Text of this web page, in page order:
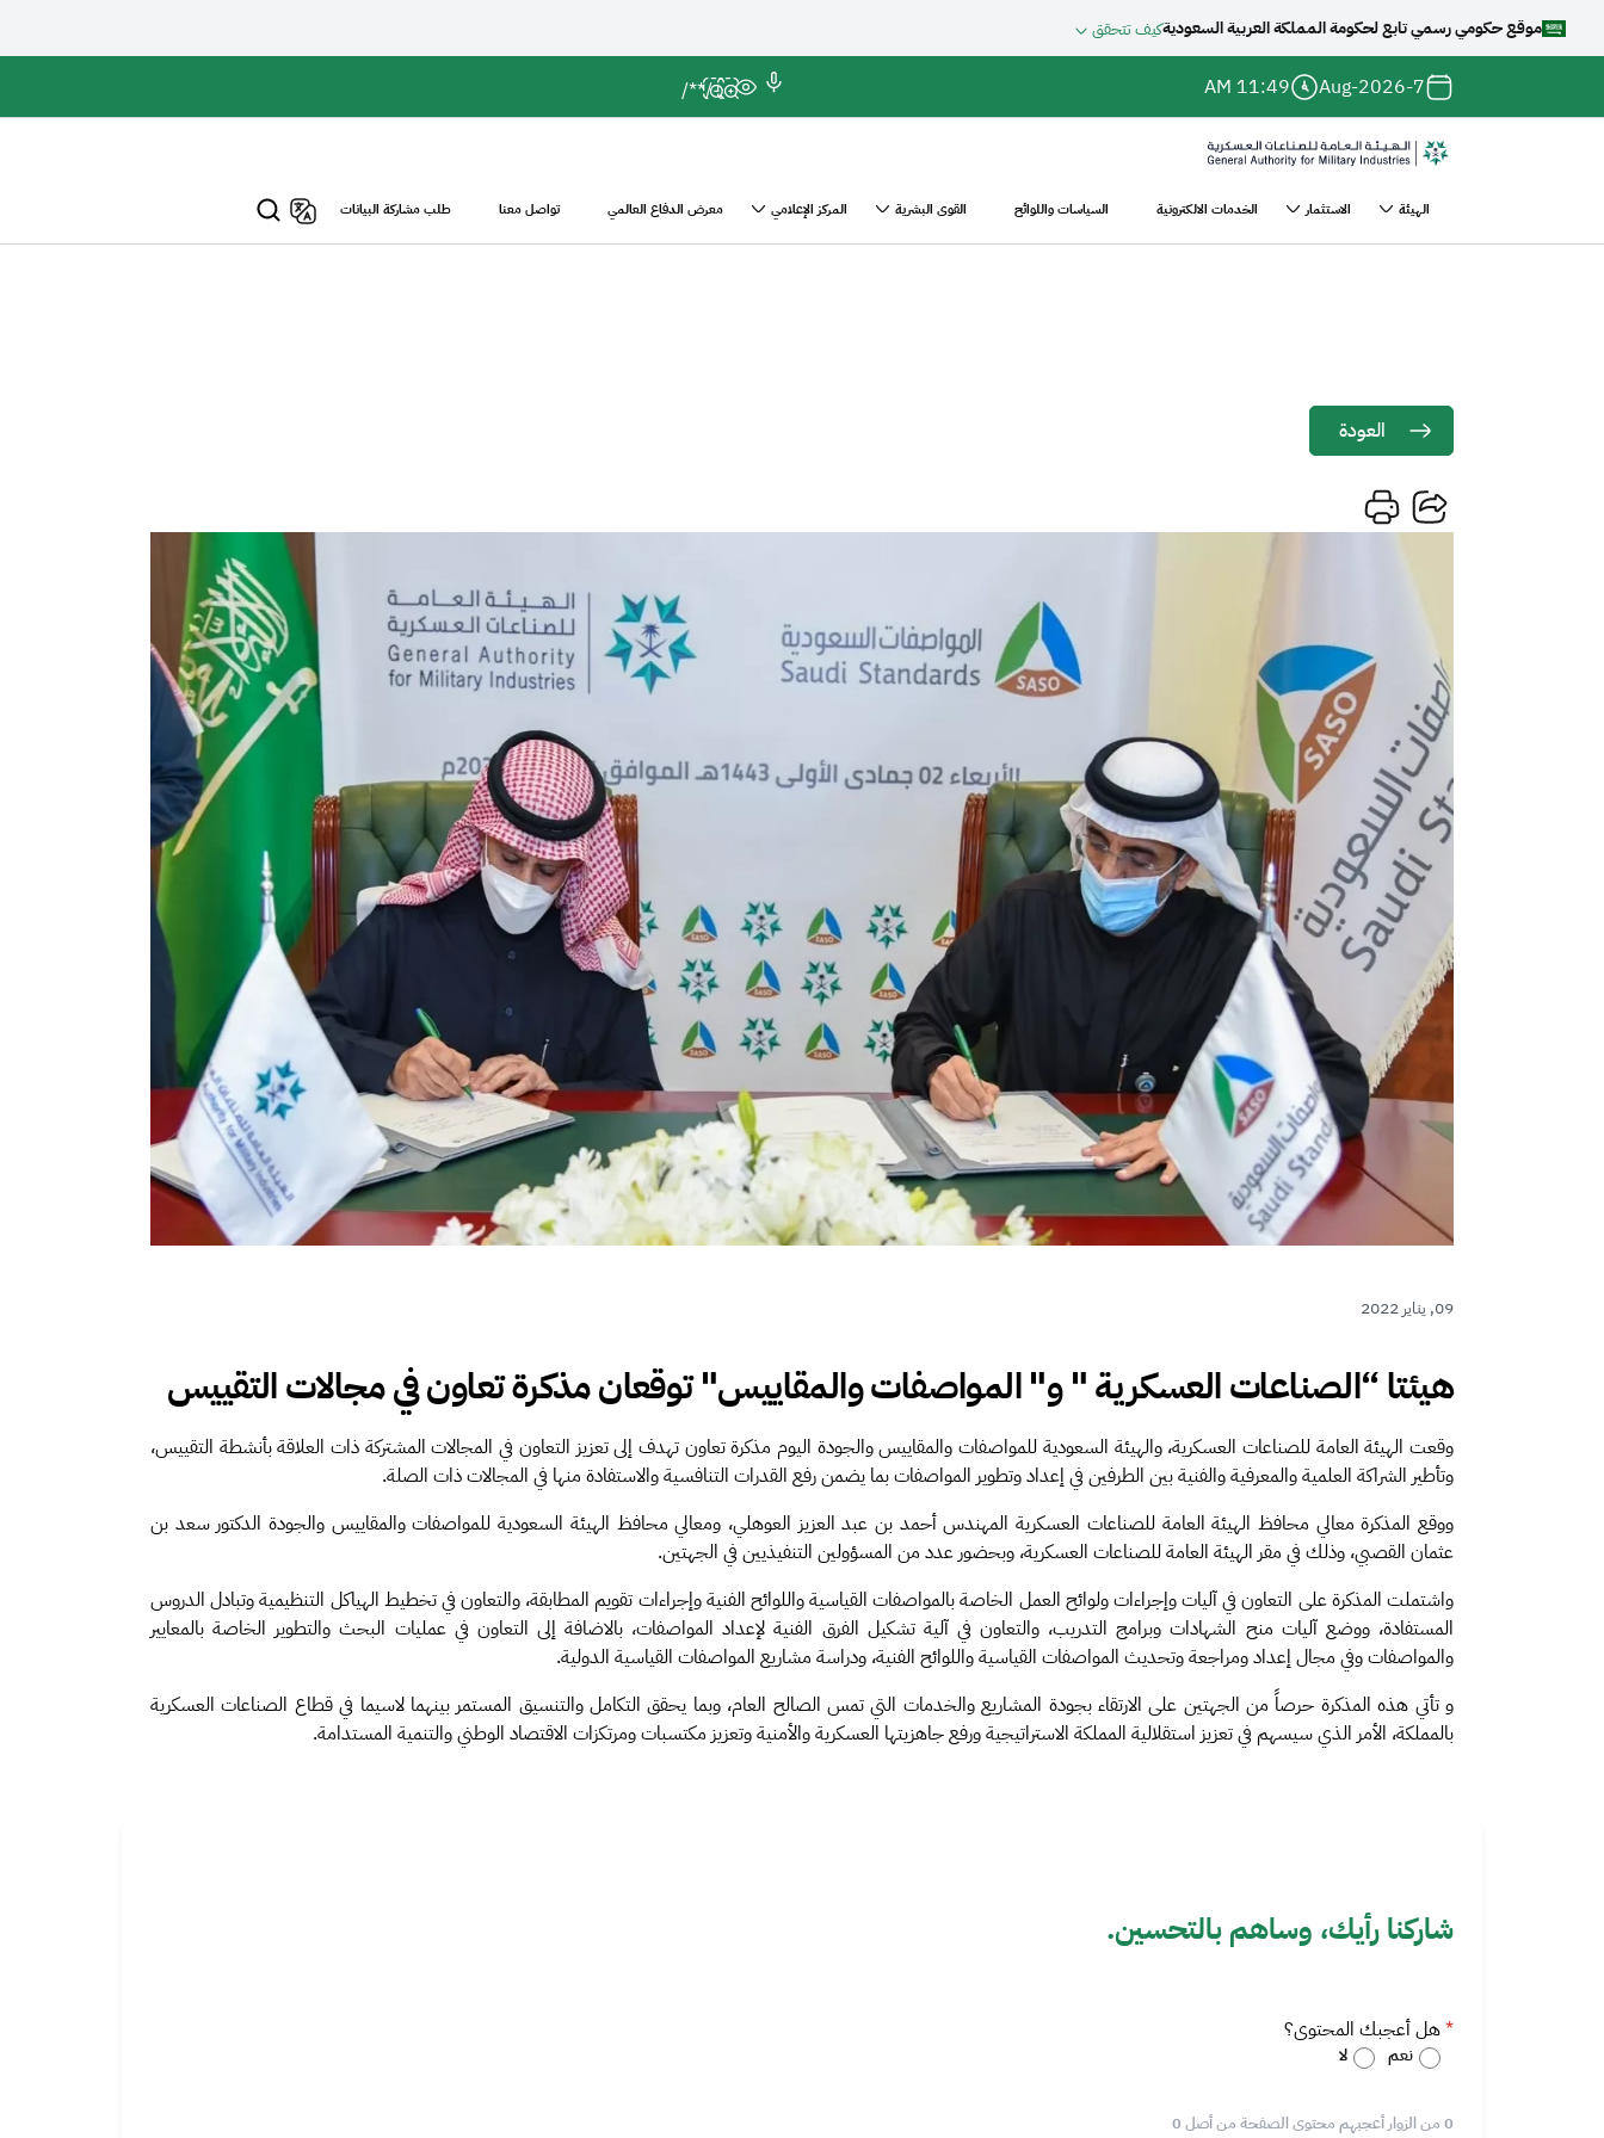
موقع حكومي رسمي تابع لحكومة المملكة العربية السعوديةكيف تتحقق
تجاوز إلى المحتوى الرئيسي
7-Aug-2026
11:49 AM
/*
*/
Main
الهيئة الاستثمار الخدمات الالكترونية السياسات واللوائح القوى البشرية المركز الإعلامي معرض الدفاع العالمي تواصل معنا طلب مشاركة البيانات
العودة
09, يناير 2022
هيئتا “الصناعات العسكرية " و" المواصفات والمقاييس" توقعان مذكرة تعاون في مجالات التقييس
وقعت الهيئة العامة للصناعات العسكرية، والهيئة السعودية للمواصفات والمقاييس والجودة اليوم مذكرة تعاون تهدف إلى تعزيز التعاون في المجالات المشتركة ذات العلاقة بأنشطة التقييس،
وتأطير الشراكة العلمية والمعرفية والفنية بين الطرفين في إعداد وتطوير المواصفات بما يضمن رفع القدرات التنافسية والاستفادة منها في المجالات ذات الصلة.
ووقع المذكرة معالي محافظ الهيئة العامة للصناعات العسكرية المهندس أحمد بن عبد العزيز العوهلي، ومعالي محافظ الهيئة السعودية للمواصفات والمقاييس والجودة الدكتور سعد بن
عثمان القصبي، وذلك في مقر الهيئة العامة للصناعات العسكرية، وبحضور عدد من المسؤولين التنفيذيين في الجهتين.
واشتملت المذكرة على التعاون في آليات وإجراءات ولوائح العمل الخاصة بالمواصفات القياسية واللوائح الفنية وإجراءات تقويم المطابقة، والتعاون في تخطيط الهياكل التنظيمية وتبادل الدروس
المستفادة، ووضع آليات منح الشهادات وبرامج التدريب، والتعاون في آلية تشكيل الفرق الفنية لإعداد المواصفات، بالاضافة إلى التعاون في عمليات البحث والتطوير الخاصة بالمعايير
والمواصفات وفي مجال إعداد ومراجعة وتحديث المواصفات القياسية واللوائح الفنية، ودراسة مشاريع المواصفات القياسية الدولية.
و تأتي هذه المذكرة حرصاً من الجهتين على الارتقاء بجودة المشاريع والخدمات التي تمس الصالح العام، وبما يحقق التكامل والتنسيق المستمر بينهما لاسيما في قطاع الصناعات العسكرية
بالمملكة، الأمر الذي سيسهم في تعزيز استقلالية المملكة الاستراتيجية ورفع جاهزيتها العسكرية والأمنية وتعزيز مكتسبات ومرتكزات الاقتصاد الوطني والتنمية المستدامة.
شاركنا رأيك، وساهم بالتحسين.
هل أعجبك المحتوى؟
نعم لا
0 من الزوار أعجبهم محتوى الصفحة من أصل 0